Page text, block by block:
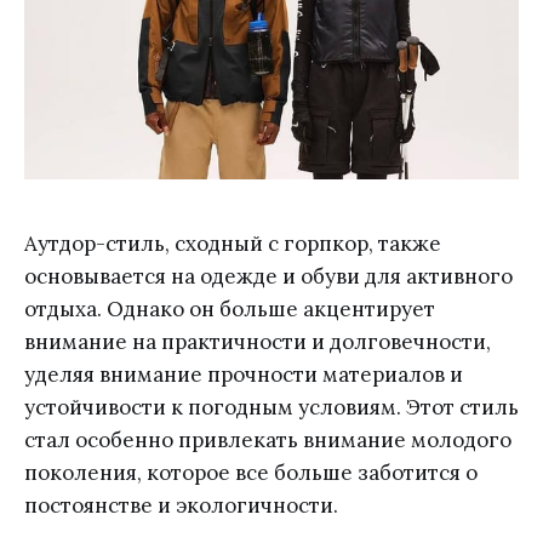
Обилие вместительных
карманов разного размера —
Лаконичный брендинг сзади
Self» — одежда Futuremade
Studio сочетается практически с
чем угодно, эффектно выделяя
стиль своего владельца. —
Легкий материал из нейлона:
быстро сохнет и надолго
сохраняет свой первозданный
женщинам — Утяжки у
основания жилета для защиты от
продувания — Лаконичный
брендинг сзади
Аутдор-стиль, сходный с горпкор, также
основывается на одежде и обуви для активного
отдыха. Однако он больше акцентирует
внимание на практичности и долговечности,
уделяя внимание прочности материалов и
устойчивости к погодным условиям. Этот стиль
стал особенно привлекать внимание молодого
поколения, которое все больше заботится о
постоянстве и экологичности.